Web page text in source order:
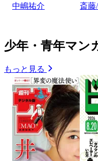
中嶋祐介
斎藤
少年・青年マン
もっと見る